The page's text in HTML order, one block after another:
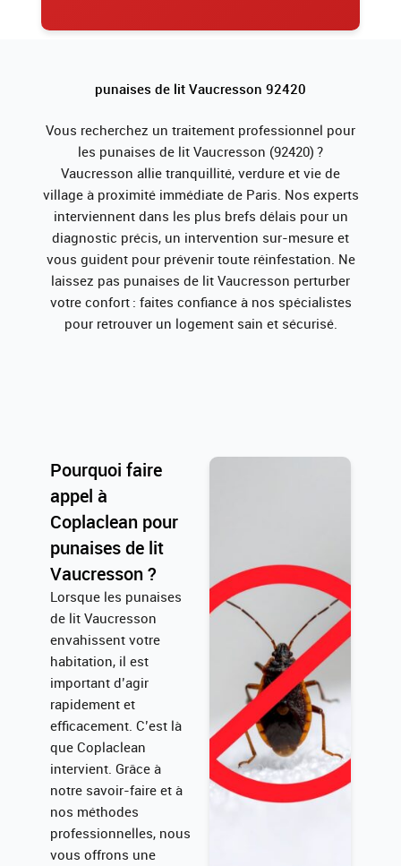
punaises de lit Vaucresson 92420
Vous recherchez un traitement professionnel pour
les punaises de lit Vaucresson (92420) ?
Vaucresson allie tranquillité, verdure et vie de
village à proximité immédiate de Paris. Nos experts
interviennent dans les plus brefs délais pour un
diagnostic précis, un intervention sur-mesure et
vous guident pour prévenir toute réinfestation. Ne
laissez pas punaises de lit Vaucresson perturber
votre confort : faites confiance à nos spécialistes
pour retrouver un logement sain et sécurisé.
Pourquoi faire
appel à
Coplaclean pour
punaises de lit
Vaucresson ?
Lorsque les punaises
de lit Vaucresson
envahissent votre
habitation, il est
important d’agir
rapidement et
efficacement. C’est là
que Coplaclean
intervient. Grâce à
notre savoir-faire et à
nos méthodes
professionnelles, nous
vous offrons une